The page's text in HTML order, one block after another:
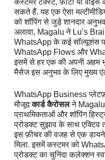
कस्टमर टेक्स्ट, फ़ोटो या वॉइस
सकते हैं. यह एक ऐसा
को शॉपिंग से जुड़े शानदार
अलावा, Magalu ने Lu’s
WhatsApp के कई सॉल्यूशंस
WhatsApp Flows और
इसमें से हर एक की अपनी अहम
मैसेज इस अनुभव के लिए मुख्य
WhatsApp Business
मौजूदकार्ड कैरोसलने Magalu
प्राथमिकताओं और शॉपिंग
प्रोडक्ट सुझाव के साथ एक्टिव
इस फ़ीचर की वजह से एक
मिला. इसमें कस्टमर को
प्रोडक्ट का चुनिंदा कलेक्शन